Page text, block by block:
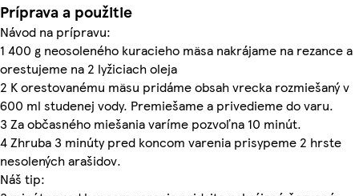
Príprava a použitie
Návod na prípravu:
1 400 g neosoleného kuracieho mäsa nakrájame na rezance a
orestujeme na 2 lyžiciach oleja
2 K orestovanému mäsu pridáme obsah vrecka rozmiešaný v
600 ml studenej vody. Premiešame a privedieme do varu.
3 Za občasného miešania varíme pozvoľna 10 minút.
4 Zhruba 3 minúty pred koncom varenia prisypeme 2 hrste
nesolených arašidov.
Náš tip: